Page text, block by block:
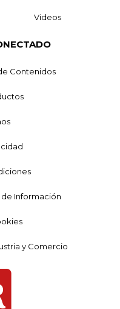
Videos
Contenidos
Información
y Comercio